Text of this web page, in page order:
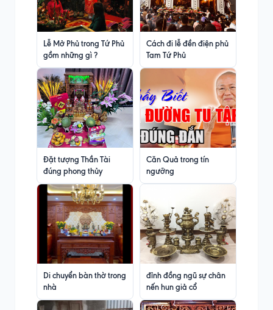
Lễ Mở Phủ trong Tứ Phủ
gồm những gì ?
Cách đi lễ đền điện phủ
Tam Tứ Phủ
Đặt tượng Thần Tài
đúng phong thủy
Căn Quả trong tín
ngưỡng
Di chuyển bàn thờ trong
nhà
đỉnh đồng ngũ sự chân
nến hun giả cổ